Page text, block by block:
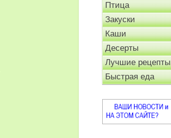
Птица
Закуски
Каши
Десерты
Лучшие рецепты
Быстрая еда